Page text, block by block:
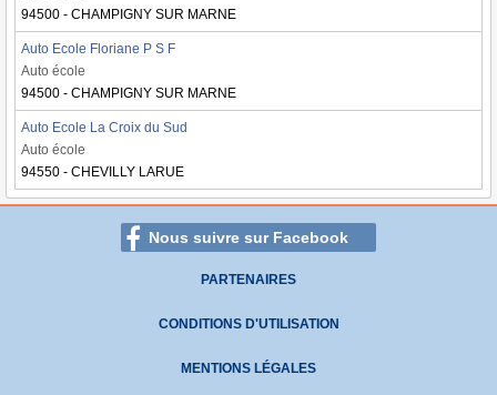
94500 - CHAMPIGNY SUR MARNE
Auto Ecole Floriane P S F
Auto école
94500 - CHAMPIGNY SUR MARNE
Auto Ecole La Croix du Sud
Auto école
94550 - CHEVILLY LARUE
Nous suivre sur Facebook
PARTENAIRES
CONDITIONS D'UTILISATION
MENTIONS LÉGALES